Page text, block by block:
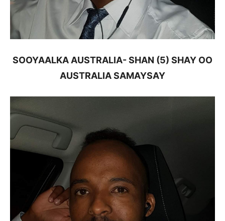
SOOYAALKA AUSTRALIA- SHAN (5) SHAY OO
AUSTRALIA SAMAYSAY